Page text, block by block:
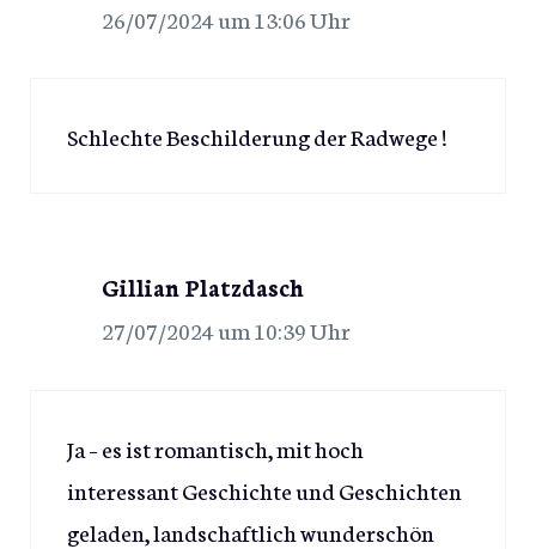
26/07/2024 um 13:06 Uhr
Schlechte Beschilderung der Radwege !
Gillian Platzdasch
27/07/2024 um 10:39 Uhr
Ja – es ist romantisch, mit hoch
interessant Geschichte und Geschichten
geladen, landschaftlich wunderschön